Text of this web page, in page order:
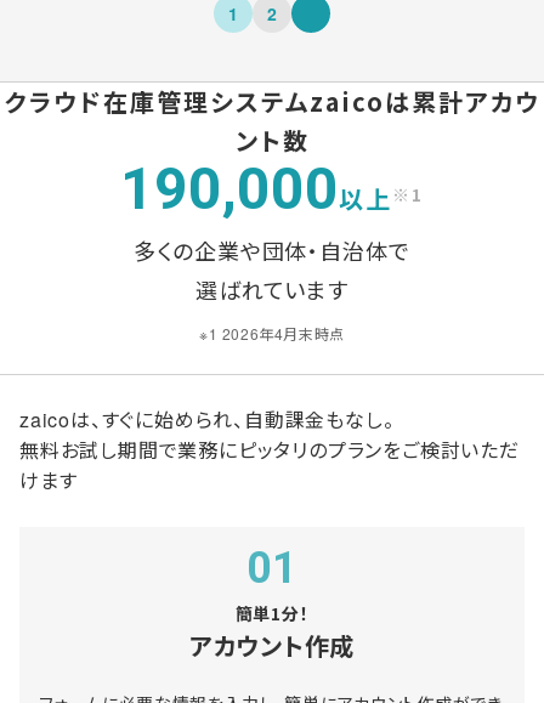
1 2
クラウド在庫管理システムzaicoは累計アカウ
ント数
190,000以上 ※1
多くの企業や団体・自治体で
選ばれています
※1 2026年4月末時点
zaicoは、すぐに始められ、自動課金もなし。
無料お試し期間で業務にピッタリのプランをご検討いただ
けます
01
簡単1分！
アカウント作成